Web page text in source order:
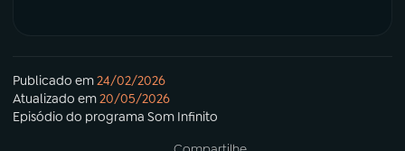
Publicado em24/02/2026
Atualizado em20/05/2026
Episódio do programa Som Infinito